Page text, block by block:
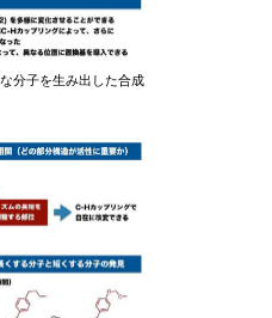
分子を生み出した合成